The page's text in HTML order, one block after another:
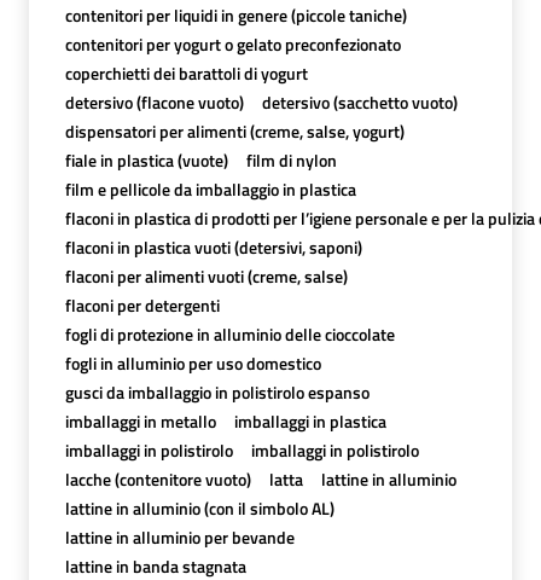
contenitori per liquidi in genere (piccole taniche)
contenitori per yogurt o gelato preconfezionato
coperchietti dei barattoli di yogurt
detersivo (flacone vuoto)
detersivo (sacchetto vuoto)
dispensatori per alimenti (creme, salse, yogurt)
fiale in plastica (vuote)
film di nylon
film e pellicole da imballaggio in plastica
flaconi in plastica di prodotti per l’igiene personale e per la pulizia
flaconi in plastica vuoti (detersivi, saponi)
flaconi per alimenti vuoti (creme, salse)
flaconi per detergenti
fogli di protezione in alluminio delle cioccolate
fogli in alluminio per uso domestico
gusci da imballaggio in polistirolo espanso
imballaggi in metallo
imballaggi in plastica
imballaggi in polistirolo
imballaggi in polistirolo
lacche (contenitore vuoto)
latta
lattine in alluminio
lattine in alluminio (con il simbolo AL)
lattine in alluminio per bevande
lattine in banda stagnata